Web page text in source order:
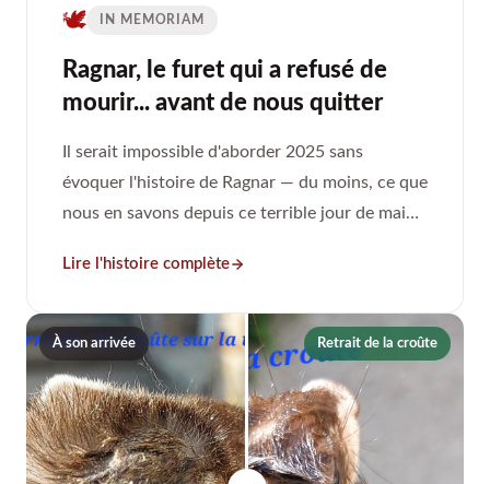
🕊️ IN MEMORIAM
Ragnar, le furet qui a refusé de
mourir... avant de nous quitter
Il serait impossible d'aborder 2025 sans
évoquer l'histoire de Ragnar — du moins, ce que
nous en savons depuis ce terrible jour de mai
"presque" mort sur la voie publique.
Lire l'histoire complète
À son arrivée Retrait de la croûte